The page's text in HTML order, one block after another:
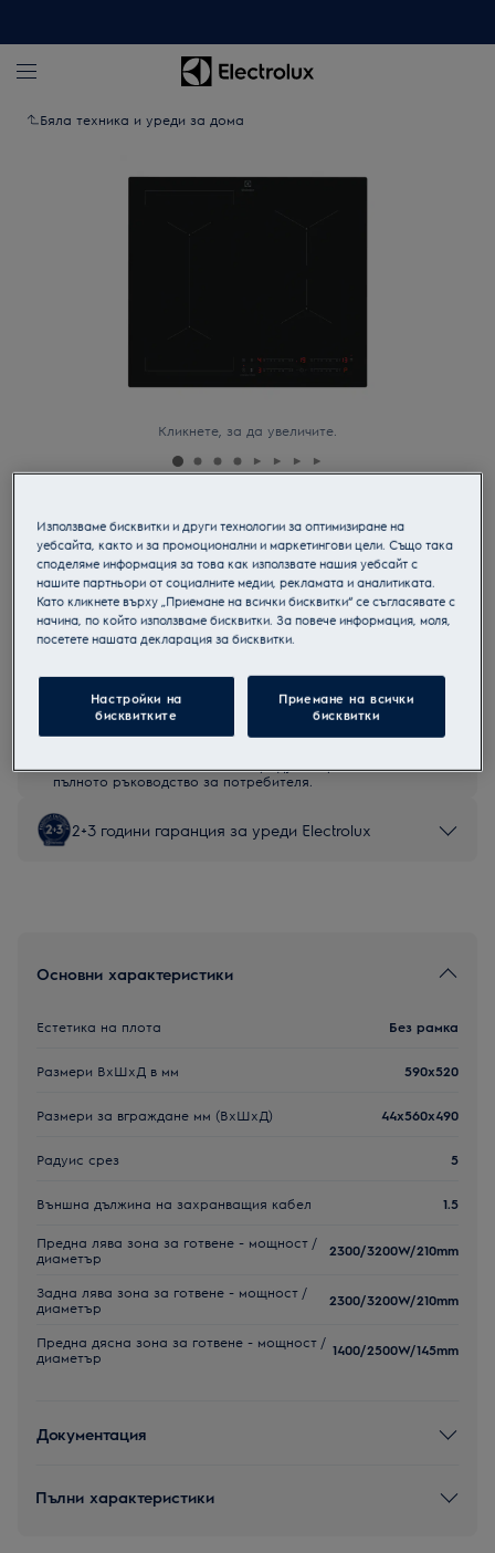
Бяла техника и уреди за дома
Кликнете, за да увеличите.
EIV63449CT
Индукционен плот
Продуктов информационен лист
Инструкциите за безопасност и предупрежденията за
безопасност съгласно регламент на ЕС 2023/988 са
За безопасно използване на продукта прочетете
пълното ръководство за потребителя.
2+3 години гаранция за уреди Electrolux
Основни характеристики
Естетика на плота Без рамка
Размери ВxШxД в мм 590x520
Размери за вграждане мм (ВхШхД) 44x560x490
Радуис срез 5
Външна дължина на захранващия кабел 1.5
Предна лява зона за готвене - мощност /
диаметър
2300/3200W/210mm
Задна лява зона за готвене - мощност /
диаметър
2300/3200W/210mm
Предна дясна зона за готвене - мощност /
диаметър
1400/2500W/145mm
Документация
Пълни характеристики
Използваме бисквитки и други технологии за оптимизиране на
уебсайта, както и за промоционални и маркетингови цели. Също така
споделяме информация за това как използвате нашия уебсайт с
нашите партньори от социалните медии, рекламата и аналитиката.
Като кликнете върху „Приемане на всички бисквитки“ се съгласявате с
начина, по който използваме бисквитки. За повече информация, моля,
посетете нашата декларация за бисквитки.
Настройки на
бисквитките
Приемане на всички
бисквитки